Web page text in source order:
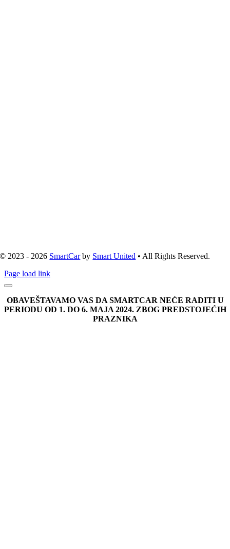
© 2023 - 2026 SmartCarby Smart United • All Rights Reserved.
Page load link
OBAVEŠTAVAMO VAS DA SMARTCAR NEĆE RADITI U
PERIODU OD 1. DO 6. MAJA 2024. ZBOG PREDSTOJEĆIH
PRAZNIKA